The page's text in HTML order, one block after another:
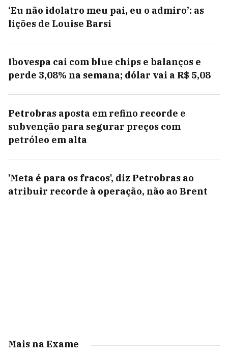
‘Eu não idolatro meu pai, eu o admiro’: as
lições de Louise Barsi
Ibovespa cai com blue chips e balanços e
perde 3,08% na semana; dólar vai a R$ 5,08
Petrobras aposta em refino recorde e
subvenção para segurar preços com
petróleo em alta
'Meta é para os fracos', diz Petrobras ao
atribuir recorde à operação, não ao Brent
Mais na Exame